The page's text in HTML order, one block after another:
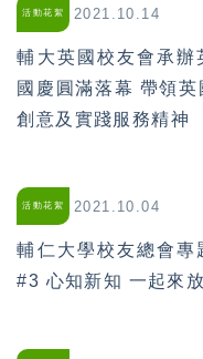
活動花絮 2021.10.14
輔大英國校友會承辦
國慶圓滿落幕 帶領英
創意及實踐服務精神
活動花絮 2021.10.04
輔仁大學校友總會專
#3 心知新知 一起來